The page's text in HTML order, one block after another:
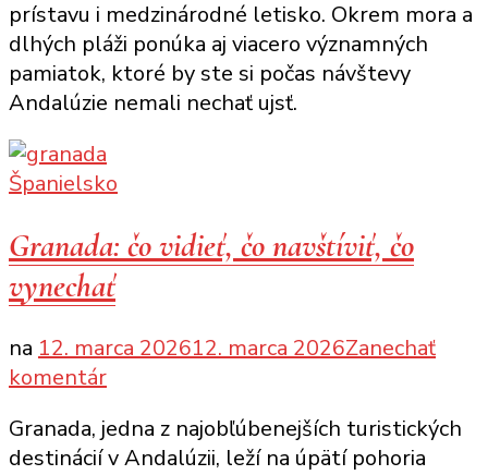
prístavu i medzinárodné letisko. Okrem mora a
dlhých pláži ponúka aj viacero významných
pamiatok, ktoré by ste si počas návštevy
Andalúzie nemali nechať ujsť.
Španielsko
Granada: čo vidieť, čo navštíviť, čo
vynechať
na 12. marca 202612. marca 2026Zanechať
komentárk
Granada:
čo
Granada, jedna z najobľúbenejších turistických
destinácií v Andalúzii, leží na úpätí pohoria